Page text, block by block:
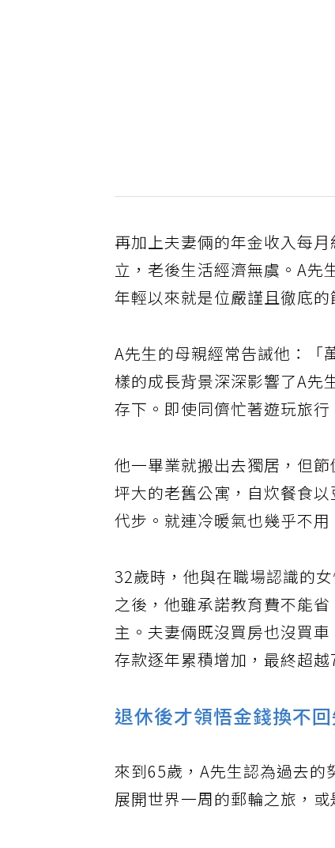
再加上夫妻倆的年金收入每
立，老後生活經濟無虞。A先
年輕以來就是位嚴謹且徹底的
A先生的母親經常告誡他：「
樣的成長背景深深影響了A先
存下。即使同儕忙著遊玩旅
他一畢業就搬出去獨居，但
坪大的老舊公寓，自炊餐食
代步。就連冷暖氣也幾乎不用
32歲時，他與在職場認識的
之後，他雖承諾教育費不能
主。夫妻倆既沒買房也沒買
存款逐年累積增加，最終超越
退休後才領悟金錢換不
來到65歲，A先生認為過去的
展開世界一周的郵輪之旅，或